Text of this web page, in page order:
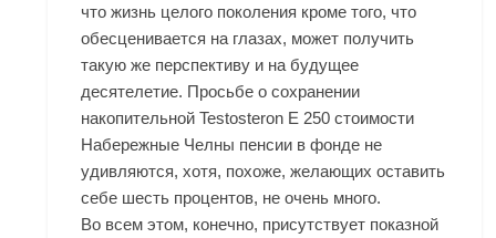
что жизнь целого поколения кроме того, что
обесценивается на глазах, может получить
такую же перспективу и на будущее
десятелетие. Просьбе о сохранении
накопительной Testosteron E 250 стоимости
Набережные Челны пенсии в фонде не
удивляются, хотя, похоже, желающих оставить
себе шесть процентов, не очень много.
Во всем этом, конечно, присутствует показной